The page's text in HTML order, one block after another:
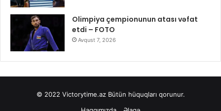
Olimpiya çempionunun atası vəfat
etdi – FOTO
Avqust 7, 2026
© 2022 Victorytime.azBütün hüquqları qorunur.